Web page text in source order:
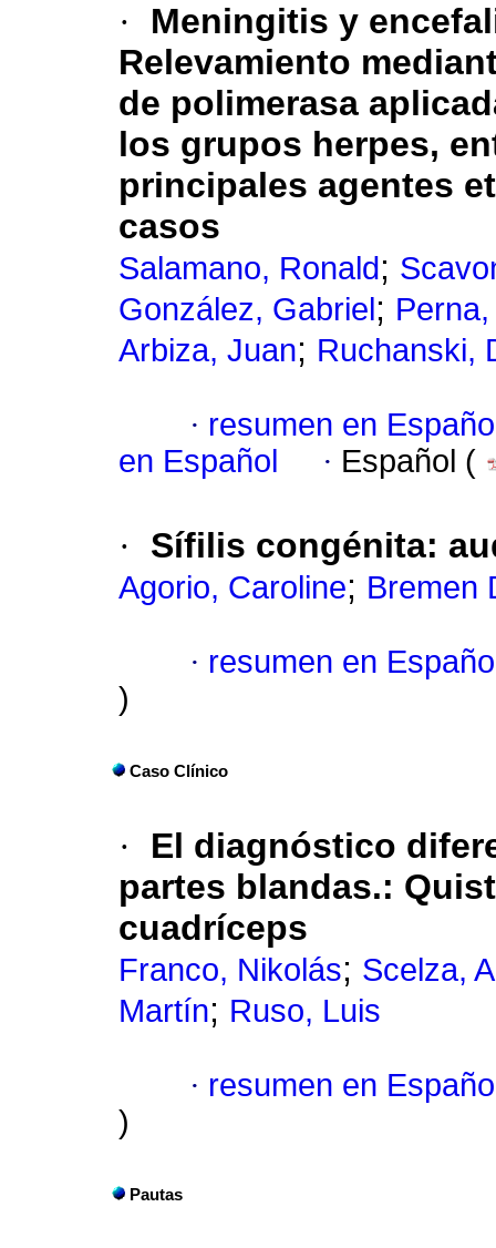
·
Meningitis y
Relevamiento
de polimerasa
los grupos herpes,
principales agentes
casos
Salamano, Ronald ;
González, Gabriel ;
Arbiza, Juan; Ruchanski,
· resumen en
en Español
· Español (
· Sífilis congénita:
Agorio, Caroline; Bremen
· resumen en
)
Caso Clínico
·
El diagnóstico
partes blandas.:
cuadríceps
Franco, Nikolás; Scelza,
Martín; Ruso, Luis
· resumen en
)
Pautas